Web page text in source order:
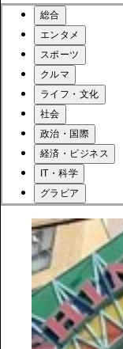
総合
エンタメ
スポーツ
クルマ
ライフ・文化
社会
政治・国際
経済・ビジネス
IT・科学
グラビア